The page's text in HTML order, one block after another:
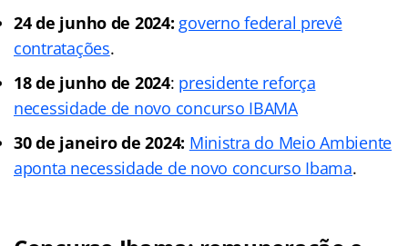
24 de junho de 2024: governo federal prevê
contratações.
18 de junho de 2024: presidente reforça
necessidade de novo concurso IBAMA
30 de janeiro de 2024: Ministra do Meio Ambiente
aponta necessidade de novo concurso Ibama.